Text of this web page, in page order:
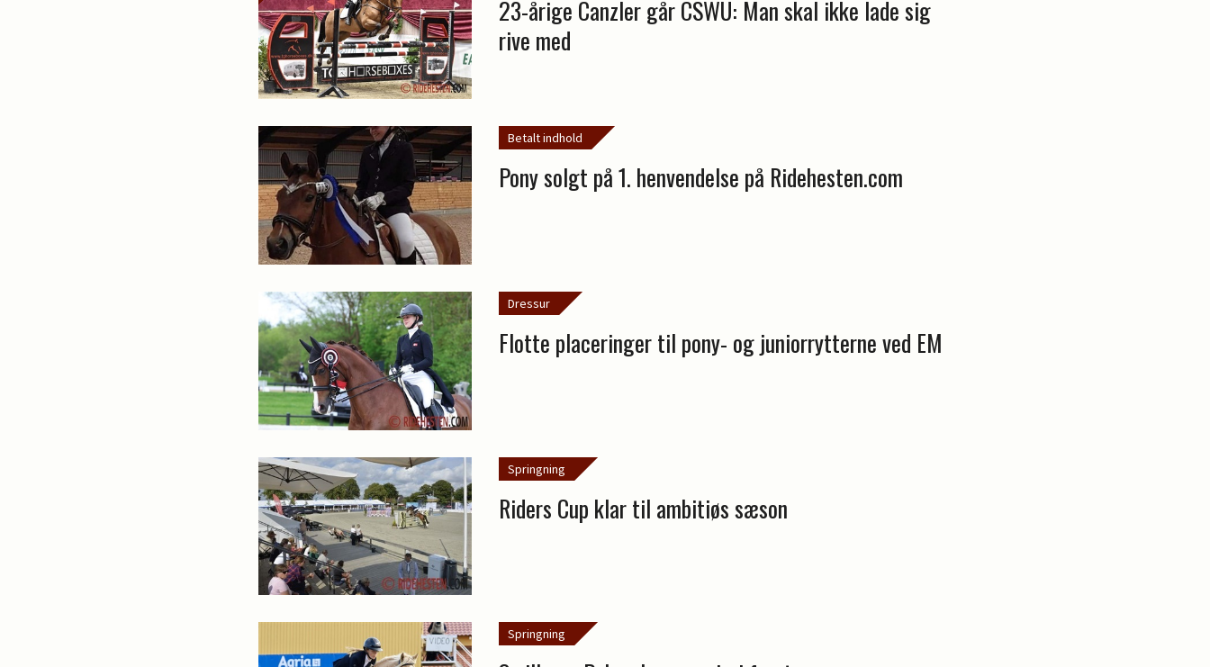
23-årige Canzler går CSWU: Man skal ikke lade sig
rive med
Betalt indhold
Pony solgt på 1. henvendelse på Ridehesten.com
Dressur
Flotte placeringer til pony- og juniorrytterne ved EM
Springning
Riders Cup klar til ambitiøs sæson
Springning